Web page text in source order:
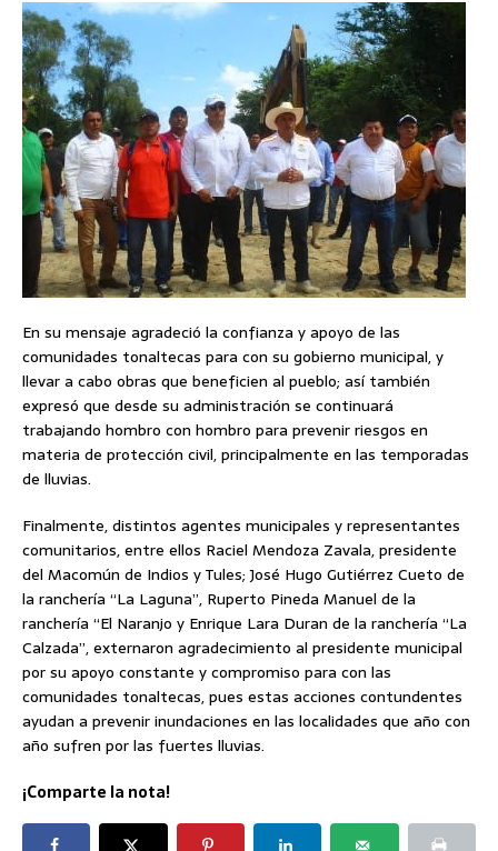
En su mensaje agradeció la confianza y apoyo de las
comunidades tonaltecas para con su gobierno municipal, y
llevar a cabo obras que beneficien al pueblo; así también
expresó que desde su administración se continuará
trabajando hombro con hombro para prevenir riesgos en
materia de protección civil, principalmente en las temporadas
de lluvias.
Finalmente, distintos agentes municipales y representantes
comunitarios, entre ellos Raciel Mendoza Zavala, presidente
del Macomún de Indios y Tules; José Hugo Gutiérrez Cueto de
la ranchería “La Laguna”, Ruperto Pineda Manuel de la
ranchería “El Naranjo y Enrique Lara Duran de la ranchería “La
Calzada”, externaron agradecimiento al presidente municipal
por su apoyo constante y compromiso para con las
comunidades tonaltecas, pues estas acciones contundentes
ayudan a prevenir inundaciones en las localidades que año con
año sufren por las fuertes lluvias.
¡Comparte la nota!